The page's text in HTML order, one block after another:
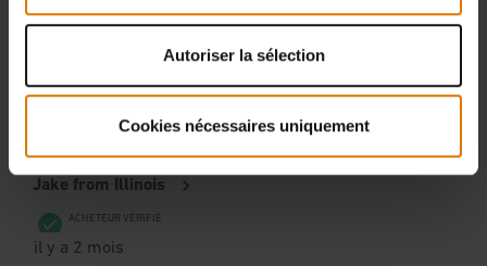
Autoriser la sélection
Cookies nécessaires uniquement